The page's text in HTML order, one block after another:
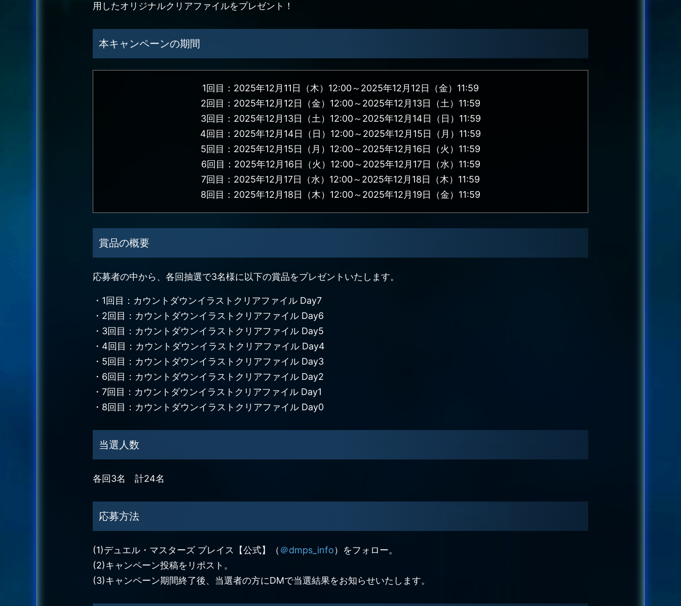
用したオリジナルクリアファイルをプレゼント！
本キャンペーンの期間
1回目：2025年12月11日（木）12:00～2025年12月12日（金）11:59
2回目：2025年12月12日（金）12:00～2025年12月13日（土）11:59
3回目：2025年12月13日（土）12:00～2025年12月14日（日）11:59
4回目：2025年12月14日（日）12:00～2025年12月15日（月）11:59
5回目：2025年12月15日（月）12:00～2025年12月16日（火）11:59
6回目：2025年12月16日（火）12:00～2025年12月17日（水）11:59
7回目：2025年12月17日（水）12:00～2025年12月18日（木）11:59
8回目：2025年12月18日（木）12:00～2025年12月19日（金）11:59
賞品の概要
応募者の中から、各回抽選で3名様に以下の賞品をプレゼントいたします。
・1回目：カウントダウンイラストクリアファイル Day7
・2回目：カウントダウンイラストクリアファイル Day6
・3回目：カウントダウンイラストクリアファイル Day5
・4回目：カウントダウンイラストクリアファイル Day4
・5回目：カウントダウンイラストクリアファイル Day3
・6回目：カウントダウンイラストクリアファイル Day2
・7回目：カウントダウンイラストクリアファイル Day1
・8回目：カウントダウンイラストクリアファイル Day0
当選人数
各回3名 計24名
応募方法
(1)デュエル・マスターズ プレイス【公式】（ ＠dmps_info）をフォロー。
(2)キャンペーン投稿をリポスト。
(3)キャンペーン期間終了後、当選者の方にDMで当選結果をお知らせいたします。